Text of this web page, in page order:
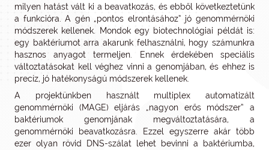
milyen hatást vált ki a beavatkozás, és ebből következtetünk
a funkcióra. A gén „pontos elrontásához” jó genommérnöki
módszerek kellenek. Mondok egy biotechnológiai példát is:
egy baktériumot arra akarunk felhasználni, hogy számunkra
hasznos anyagot termeljen. Ennek érdekében speciális
változtatásokat kell véghez vinni a genomjában, és ehhez is
precíz, jó hatékonyságú módszerek kellenek.
A projektünkben használt multiplex automatizált
genommérnöki (MAGE) eljárás „nagyon erős módszer” a
baktériumok genomjának megváltoztatására, a
genommérnöki beavatkozásra. Ezzel egyszerre akár több
ezer olyan rövid DNS-szálat lehet bevinni a baktériumba,